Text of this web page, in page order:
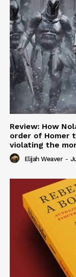
Review: How
order of Homer
violating the
Elijah Weaver -